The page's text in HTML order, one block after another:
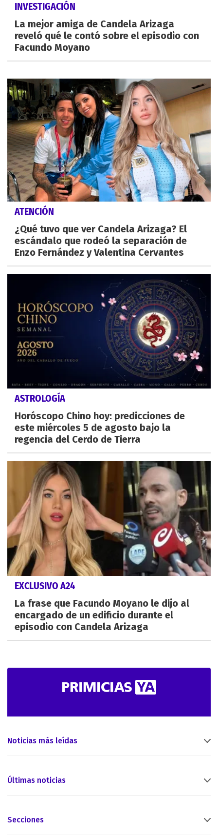
INVESTIGACIÓN
La mejor amiga de Candela Arizaga
reveló qué le contó sobre el episodio con
Facundo Moyano
ATENCIÓN
¿Qué tuvo que ver Candela Arizaga? El
escándalo que rodeó la separación de
Enzo Fernández y Valentina Cervantes
ASTROLOGÍA
Horóscopo Chino hoy: predicciones de
este miércoles 5 de agosto bajo la
regencia del Cerdo de Tierra
EXCLUSIVO A24
La frase que Facundo Moyano le dijo al
encargado de un edificio durante el
episodio con Candela Arizaga
Noticias más leídas
Últimas noticias
Secciones